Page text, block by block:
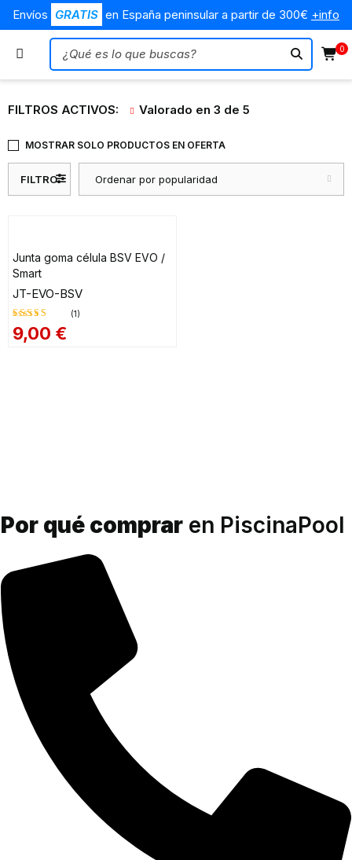
Envíos GRATIS en España peninsular a partir de 300€ +info
0
FILTROS ACTIVOS: Valorado en 3 de 5
FILTRO Ordenar por popularidad
MOSTRAR SOLO PRODUCTOS EN OFERTA
Junta goma célula BSV EVO /
Smart
JT-EVO-BSV
Valorado
(1)
9,00 €
Por qué comprar en PiscinaPool